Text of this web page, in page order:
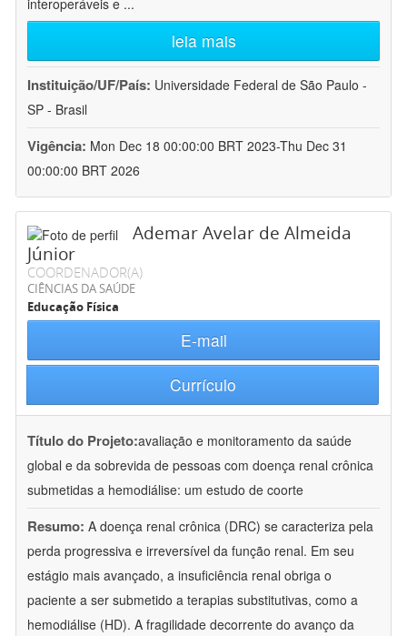
interoperáveis e ...
leia mais
Instituição/UF/País: Universidade Federal de São Paulo -
SP - Brasil
Vigência: Mon Dec 18 00:00:00 BRT 2023-Thu Dec 31
00:00:00 BRT 2026
Ademar Avelar de Almeida
Júnior
COORDENADOR(A)
CIÊNCIAS DA SAÚDE
Educação Física
E-mail
Currículo
Título do Projeto:avaliação e monitoramento da saúde
global e da sobrevida de pessoas com doença renal crônica
submetidas a hemodiálise: um estudo de coorte
Resumo: A doença renal crônica (DRC) se caracteriza pela
perda progressiva e irreversível da função renal. Em seu
estágio mais avançado, a insuficiência renal obriga o
paciente a ser submetido a terapias substitutivas, como a
hemodiálise (HD). A fragilidade decorrente do avanço da